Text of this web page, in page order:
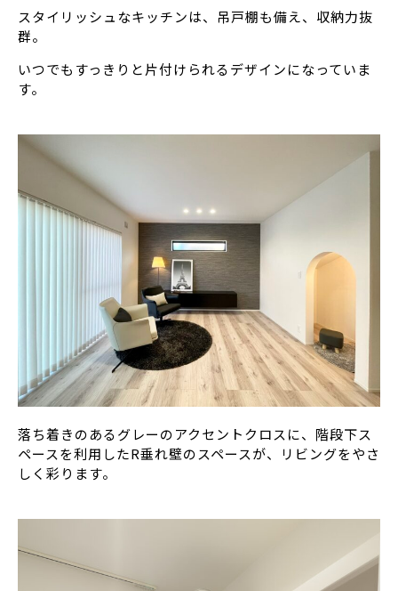
スタイリッシュなキッチンは、吊戸棚も備え、収納力抜
群。
いつでもすっきりと片付けられるデザインになっていま
す。
落ち着きのあるグレーのアクセントクロスに、階段下ス
ペースを利用したR垂れ壁のスペースが、リビングをやさ
しく彩ります。